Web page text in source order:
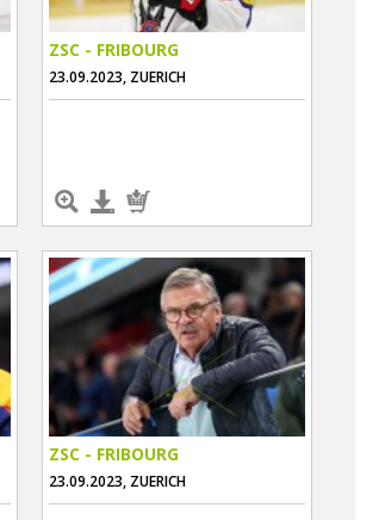
ZSC - FRIBOURG
23.09.2023, ZUERICH
ZSC - FRIBOURG
23.09.2023, ZUERICH